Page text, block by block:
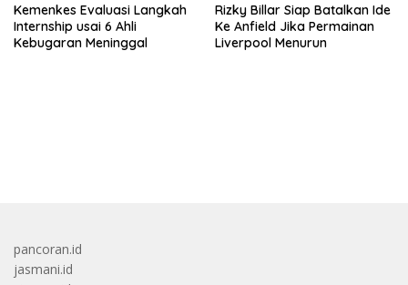
Kemenkes Evaluasi Langkah
Internship usai 6 Ahli
Kebugaran Meninggal
Rizky Billar Siap Batalkan Ide
Ke Anfield Jika Permainan
Liverpool Menurun
pancoran.id
jasmani.id